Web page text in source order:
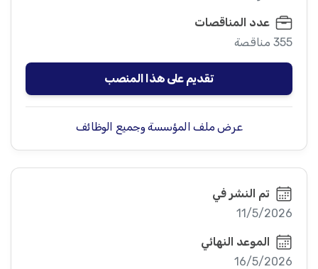
عدد المناقصات
355 مناقصة
تقديم على هذا المنصب
عرض ملف المؤسسة وجميع الوظائف
تم النشر في
11/5/2026
الموعد النهائي
16/5/2026